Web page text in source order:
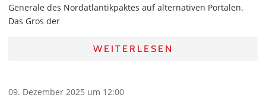
Generäle des Nordatlantikpaktes auf alternativen Portalen.
Das Gros der
WEITERLESEN
09. Dezember 2025 um 12:00